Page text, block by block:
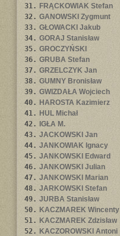
31. FRĄCKOWIAK Stefan
32. GANOWSKI Zygmunt
33. GŁOWACKI Jakub
34. GORAJ Stanisław
35. GROCZYŃSKI
36. GRUBA Stefan
37. GRZELCZYK Jan
38. GUMNY Bronisław
39. GWIZDAŁA Wojciech
40. HAROSTA Kazimierz
41. HUL Michał
42.
IGŁA M.
43. JACKOWSKI Jan
44. JANKOWIAK Ignacy
45. JANKOWSKI Edward
46. JANKOWSKI Julian
47. JANKOWSKI Marian
48. JARKOWSKI Stefan
49. JURBA Stanisław
50. KACZMAREK Wincenty
51. KACZMAREK Zdzisław
52. KACZOROWSKI Antoni